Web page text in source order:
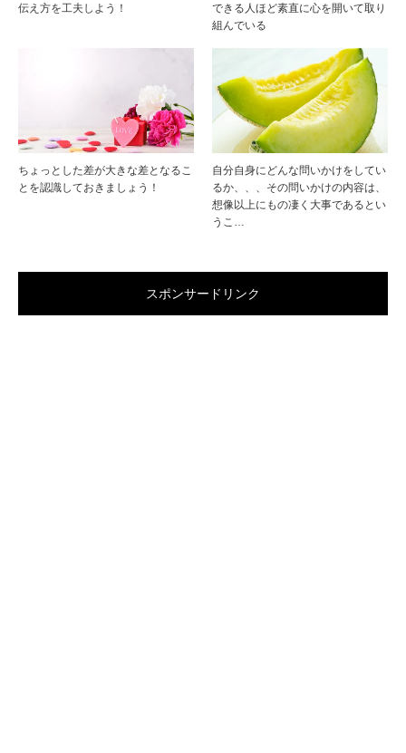
伝え方を工夫しよう！
できる人ほど素直に心を開いて取り
組んでいる
ちょっとした差が大きな差となるこ
とを認識しておきましょう！
自分自身にどんな問いかけをしてい
るか、、、その問いかけの内容は、
想像以上にもの凄く大事であるとい
うこ…
スポンサードリンク